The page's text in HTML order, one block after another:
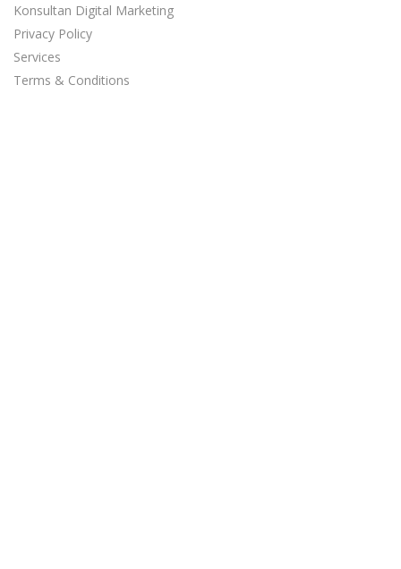
Konsultan Digital Marketing
Privacy Policy
Services
Terms & Conditions